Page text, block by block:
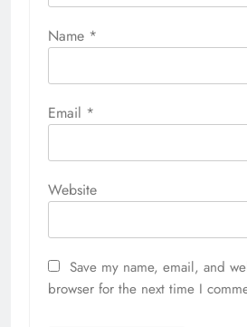
Name *
Email *
Website
Save my name, email, and
browser for the next time I